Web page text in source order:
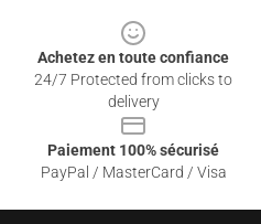
Achetez en toute confiance
24/7 Protected from clicks to
delivery
Paiement 100% sécurisé
PayPal / MasterCard / Visa